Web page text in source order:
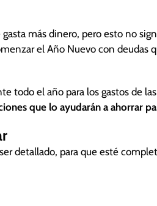
Internet.
descuentos u ofertas.
tener un mayor impacto
hacer de ellas un pequeño
más dinero, pero esto no
el Año Nuevo con deudas
todo el año para los gastos de
que lo ayudarán a ahorrar
detallado, para que esté